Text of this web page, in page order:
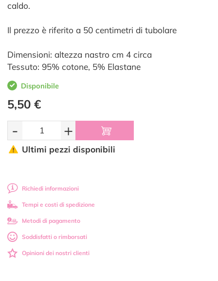
caldo.
Il prezzo è riferito a 50 centimetri di tubolare
Dimensioni: altezza nastro cm 4 circa
Tessuto: 95% cotone, 5% Elastane
Disponibile
5,50 €
- +
Ultimi pezzi disponibili
Richiedi informazioni
Tempi e costi di spedizione
Metodi di pagamento
Soddisfatti o rimborsati
Opinioni dei nostri clienti